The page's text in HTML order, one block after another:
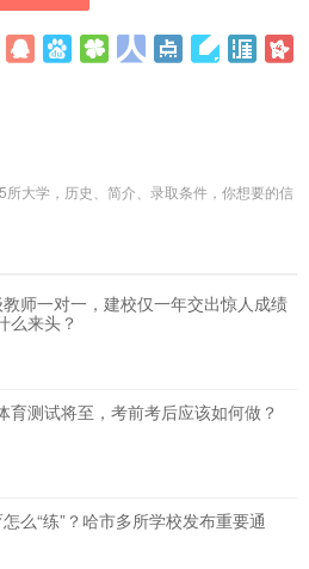
所大学，历史、简介、录取条件，你想要的信
师一对一，建校仅一年交出惊人成绩
么来头？
育测试将至，考前考后应该如何做？
么“练”？哈市多所学校发布重要通